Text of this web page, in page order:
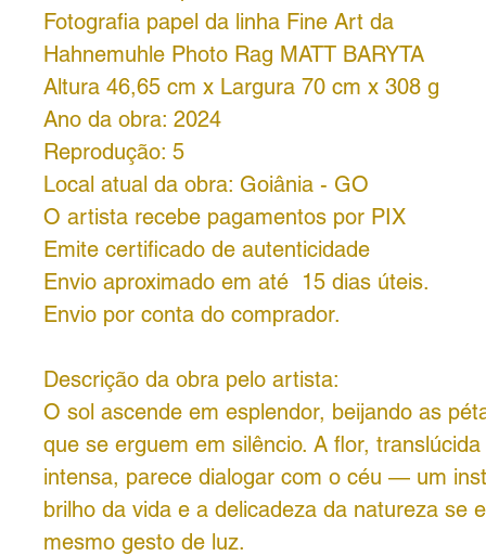
Fotografia papel da linha Fine Art da
Hahnemuhle Photo Rag MATT BARYTA
Altura 46,65 cm x Largura 70 cm x 308 g
Ano da obra: 2024
Reprodução: 5
Local atual da obra: Goiânia - GO
O artista recebe pagamentos por PIX
Emite certificado de autenticidade
Envio aproximado em até 15 dias úteis.
Envio por conta do comprador.
Descrição da obra pelo artista:
O sol ascende em esplendor, beijando as
que se erguem em silêncio. A flor,
intensa, parece dialogar com o céu — um
brilho da vida e a delicadeza da natureza se
mesmo gesto de luz.